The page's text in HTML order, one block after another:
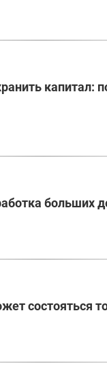
капитал:
больших
состояться